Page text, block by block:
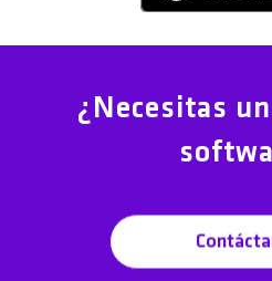
¿Necesitas